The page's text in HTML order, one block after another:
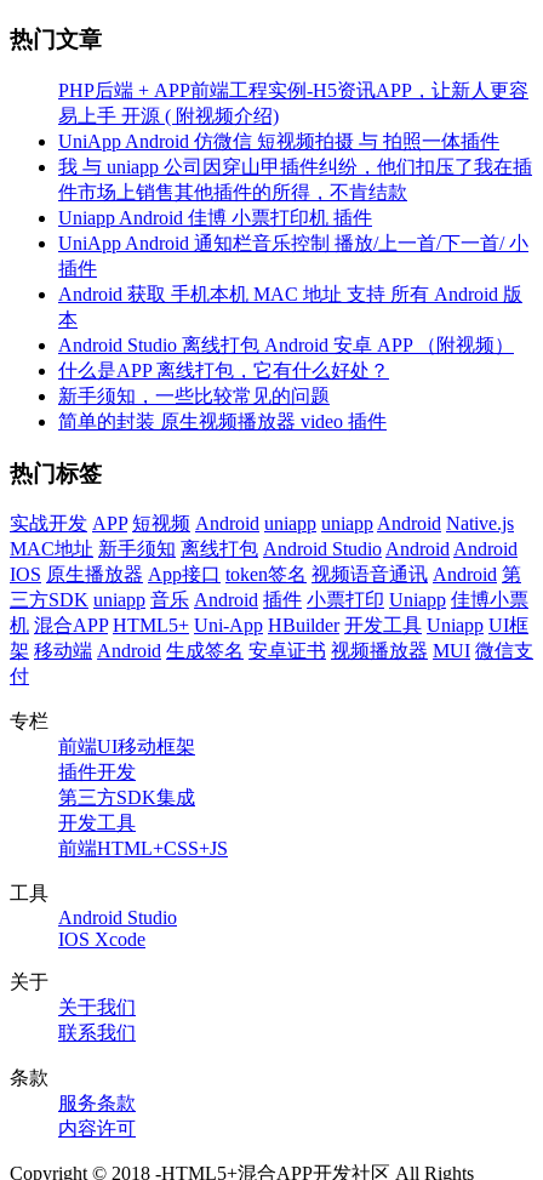
热门文章
PHP后端 + APP前端工程实例-H5资讯APP，让新人更容
易上手 开源 ( 附视频介绍)
UniApp Android 仿微信 短视频拍摄 与 拍照一体插件
我 与 uniapp 公司因穿山甲插件纠纷，他们扣压了我在插
件市场上销售其他插件的所得，不肯结款
Uniapp Android 佳博 小票打印机 插件
UniApp Android 通知栏音乐控制 播放/上一首/下一首/ 小
插件
Android 获取 手机本机 MAC 地址 支持 所有 Android 版
本
Android Studio 离线打包 Android 安卓 APP （附视频）
什么是APP 离线打包，它有什么好处？
新手须知，一些比较常见的问题
简单的封装 原生视频播放器 video 插件
热门标签
实战开发 APP 短视频 Android uniapp uniapp Android Native.js
MAC地址 新手须知 离线打包 Android Studio Android Android
IOS 原生播放器 App接口 token签名 视频语音通讯 Android 第
三方SDK uniapp 音乐 Android 插件 小票打印 Uniapp 佳博小票
机 混合APP HTML5+ Uni-App HBuilder 开发工具 Uniapp UI框
架 移动端 Android 生成签名 安卓证书 视频播放器 MUI 微信支
付
专栏
前端UI移动框架
插件开发
第三方SDK集成
开发工具
前端HTML+CSS+JS
工具
Android Studio
IOS Xcode
关于
关于我们
联系我们
条款
服务条款
内容许可
Copyright © 2018 -HTML5+混合APP开发社区 All Rights